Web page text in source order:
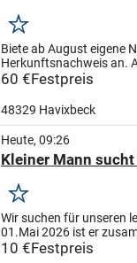
Merken
Biete ab August eigene
Herkunftsnachweis an.
60 €Festpreis
48329 Havixbeck
Heute, 09:26
Kleiner Mann
Merken
Wir suchen für unseren
01.Mai 2026 ist er
💞Sein Fell ist schwarz 🐱
10 €Festpreis